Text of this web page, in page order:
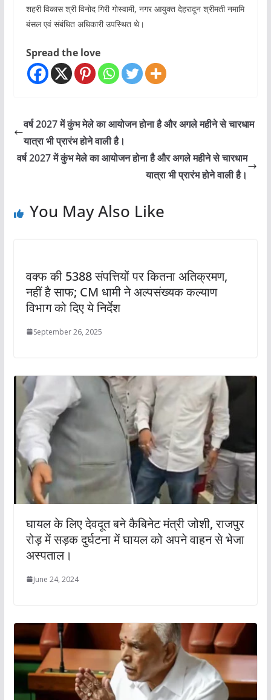
शहरी विकास श्री विनोद गिरी गोस्वामी, नगर आयुक्त देहरादून श्रीमती नमामि
बंसल एवं संबंधित अधिकारी उपस्थित थे।
Spread the love
वर्ष 2027 में कुंभ मेले का आयोजन होना है और अगले महीने से चारधाम
यात्रा भी प्रारंभ होने वाली है।
वर्ष 2027 में कुंभ मेले का आयोजन होना है और अगले महीने से चारधाम
यात्रा भी प्रारंभ होने वाली है।
You May Also Like
वक्फ की 5388 संपत्तियों पर कितना अतिक्रमण,
नहीं है साफ; CM धामी ने अल्पसंख्यक कल्याण
विभाग को दिए ये निर्देश
September 26, 2025
घायल के लिए देवदूत बने कैबिनेट मंत्री जोशी, राजपुर
रोड़ में सड़क दुर्घटना में घायल को अपने वाहन से भेजा
अस्पताल।
June 24, 2024